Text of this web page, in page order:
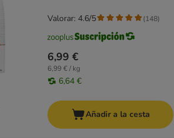
6,99 €
6,99 € / kg
6,64 €
Valorar: 4.6/5 (148)
Añadir a la cesta